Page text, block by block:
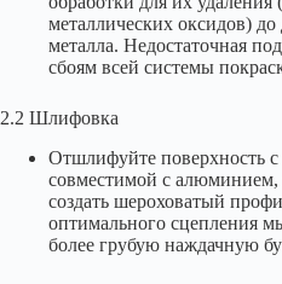
металлических оксидов)
металла. Недостаточная
сбоям всей системы
2.2 Шлифовка
Отшлифуйте поверхность
совместимой с алюминием,
создать шероховатый
оптимального сцепления
более грубую наждачную